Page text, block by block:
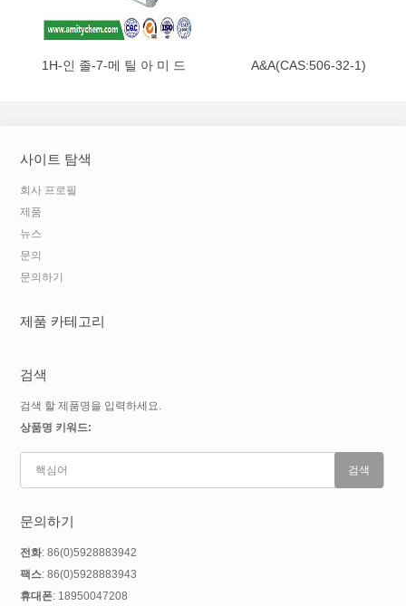
1H-인 졸-7-메 틸 아 미 드
A&A(CAS:506-32-1)
사이트 탐색
회사 프로필
제품
뉴스
문의
문의하기
제품 카테고리
검색
검색 할 제품명을 입력하세요.
상품명 키워드:
문의하기
전화: 86(0)5928883942
팩스: 86(0)5928883943
휴대폰: 18950047208